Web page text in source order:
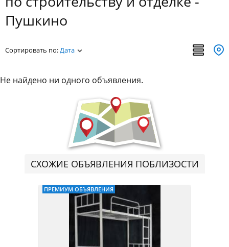
Пушкино
Сортировать по:Дата
Не найдено ни одного объявления.
СХОЖИЕ ОБЪЯВЛЕНИЯ ПОБЛИЗОСТИ
ПРЕМИУМ ОБЪЯВЛЕНИЯ